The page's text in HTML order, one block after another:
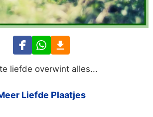
liefde overwint alles...
Liefde Plaatjes